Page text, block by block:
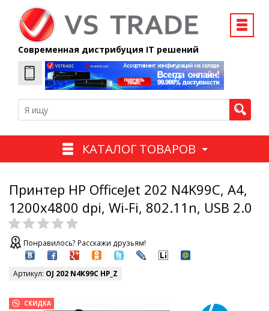
Современная дистрибуция IT решений
КАТАЛОГ ТОВАРОВ
Принтер HP OfficeJet 202 N4K99C, A4,
1200x4800 dpi, Wi-Fi, 802.11n, USB 2.0
Понравилось? Расскажи друзьям!
Артикул: OJ 202 N4K99C HP_Z
СКИДКА